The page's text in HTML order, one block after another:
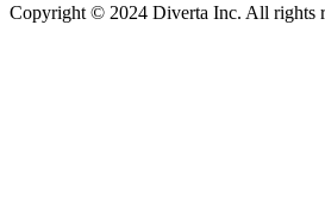
Copyright © 2024 Diverta Inc. All rights